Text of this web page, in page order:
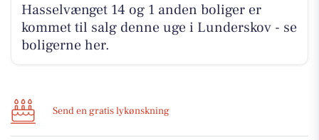
Hasselvænget 14 og 1 anden boliger er
kommet til salg denne uge i Lunderskov - se
boligerne her.
Send en gratis lykønskning